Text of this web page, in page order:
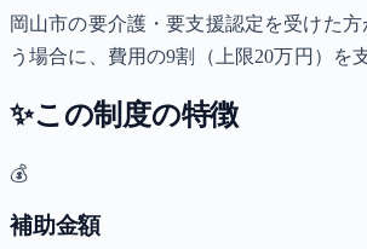
岡山市の要介護・要支援認定を受けた
う場合に、費用の9割（上限20万円）を
✨この制度の特徴
💰
補助金額